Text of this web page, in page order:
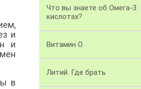
и
и
в
Что вы знаете об Омега-3
кислотах?
Витамин О
Литий. Где брать